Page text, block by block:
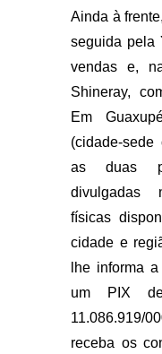
Ainda à
seguida pela
vendas e,
Shineray,
Em
(cidade-
as duas
divulgadas
físicas
cidade e
lhe informa
um PIX
11.086.919/
receba os